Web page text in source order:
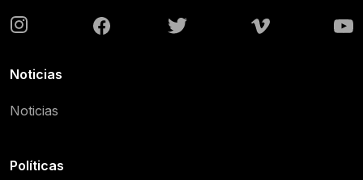
Noticias
Noticias
Políticas